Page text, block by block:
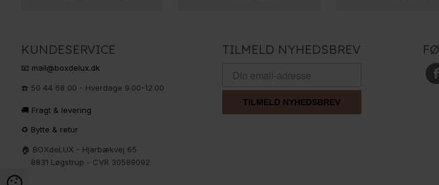
KUNDESERVICE
📧 mail@boxdelux.dk
☎️ 50 44 68 00 - Hverdage 9.00-12.00
🚚 Fragt & levering
♻️ Bytte & retur
🏠 BOXdeLUX - Hjarbækvej 65
8831 Løgstrup - CVR 30589092
TILMELD NYHEDSBREV
TILMELD NYHEDSBREV